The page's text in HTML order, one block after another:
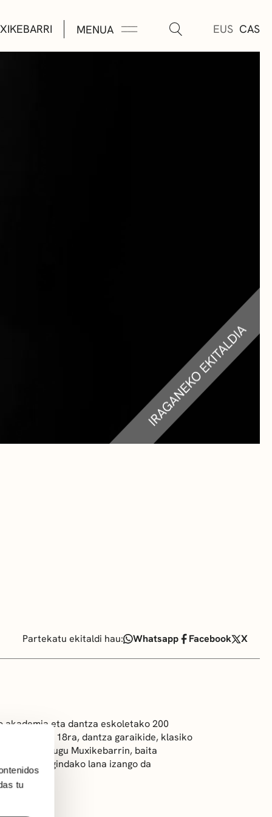
tu
MENUA EUS CAS
Partekatu ekitaldi hau: Whatsapp Facebook X
eta dantza eskoletako 200
15etik 18ra, dantza garaikide, klasiko
izango dugu Muxikebarrin, baita
zehar egindako lana izango da